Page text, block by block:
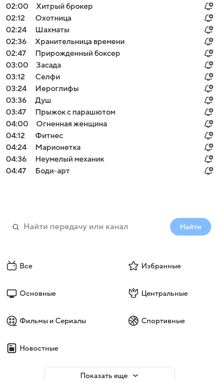
02:00
Хитрый брокер
02:12
Охотница
02:24
Шахматы
02:36
Хранительница времени
02:47
Прирожденный боксер
03:00
Засада
03:12
Селфи
03:24
Иероглифы
03:36
Душ
03:47
Прыжок с парашютом
04:00
Огненная женщина
04:12
Фитнес
04:24
Марионетка
04:36
Неумелый механик
04:47
Боди-арт
Найти
Все Избранные
Основные Центральные
Фильмы и Сериалы Спортивные
Новостные
Показать еще